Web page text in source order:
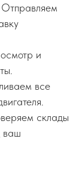
Отправляем
и
все
склады
ваш